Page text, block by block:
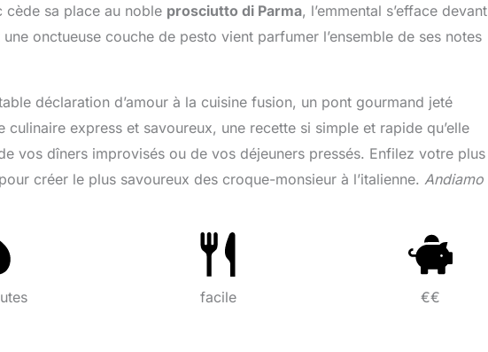
cède sa place au noble prosciutto di Parma, l’emmental s’efface devant
une onctueuse couche de pesto vient parfumer l’ensemble de ses notes
déclaration d’amour à la cuisine fusion, un pont gourmand jeté
express et savoureux, une recette si simple et rapide qu’elle
vos dîners improvisés ou de vos déjeuners pressés. Enfilez votre plus
créer le plus savoureux des croque-monsieur à l’italienne. Andiamo
facile €€